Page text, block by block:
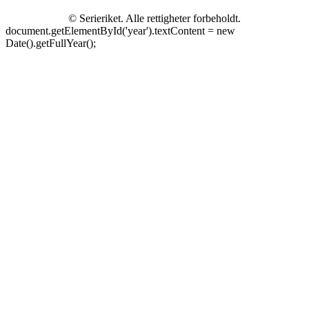
© Serieriket. Alle rettigheter forbeholdt.
document.getElementById('year').textContent = new
Date().getFullYear();